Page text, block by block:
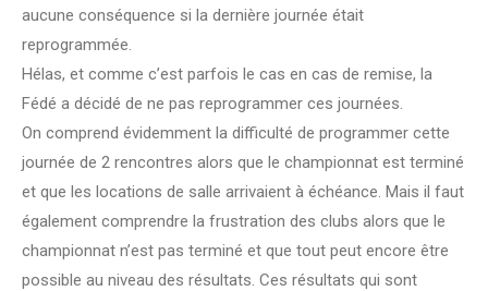
aucune conséquence si la dernière journée était
reprogrammée.
Hélas, et comme c’est parfois le cas en cas de remise, la
Fédé a décidé de ne pas reprogrammer ces journées.
On comprend évidemment la difficulté de programmer cette
journée de 2 rencontres alors que le championnat est terminé
et que les locations de salle arrivaient à échéance. Mais il faut
également comprendre la frustration des clubs alors que le
championnat n’est pas terminé et que tout peut encore être
possible au niveau des résultats. Ces résultats qui sont